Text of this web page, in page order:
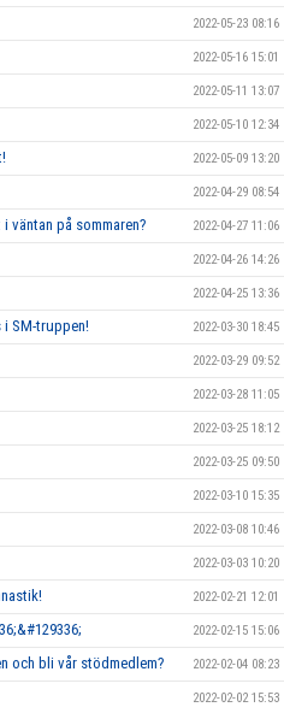
2022-05-23 08:16
2022-05-16 15:01
2022-05-11 13:07
2022-05-10 12:34
2022-05-09 13:20
2022-04-29 08:54
väntan på sommaren? 2022-04-27 11:06
2022-04-26 14:26
2022-04-25 13:36
i SM-truppen! 2022-03-30 18:45
2022-03-29 09:52
2022-03-28 11:05
2022-03-25 18:12
2022-03-25 09:50
2022-03-10 15:35
2022-03-08 10:46
2022-03-03 10:20
2022-02-21 12:01
2022-02-15 15:06
och bli vår stödmedlem? 2022-02-04 08:23
2022-02-02 15:53